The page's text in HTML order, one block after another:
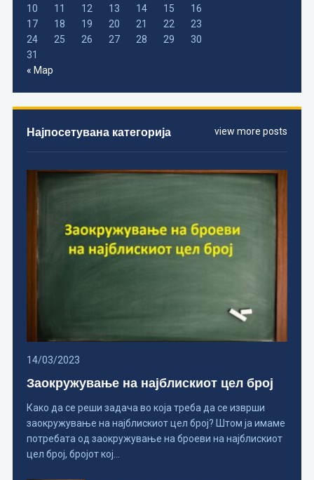
10
11 12 13 14 15
16
17
18 19 20 21 22
23
24
25 26 27 28 29
30
31
« Мар
view more posts
Најпосетувана категорија
14/03/2023
Заокружување на најблискиот цел број
Како да се реши задача во која треба да се изврши
заокружување на најблискиот цел број? Штом ја имаме
потребата од заокружување на броеви на најблискиот
цел број, бројот кој…